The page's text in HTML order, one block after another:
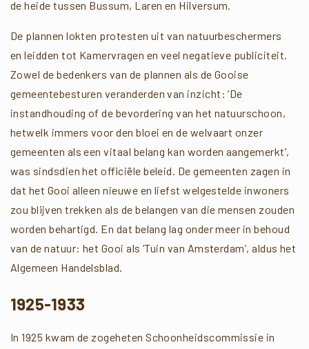
de heide tussen Bussum, Laren en Hilversum.
De plannen lokten protesten uit van natuurbeschermers
en leidden tot Kamervragen en veel negatieve publiciteit.
Zowel de bedenkers van de plannen als de Gooise
gemeentebesturen veranderden van inzicht: ‘De
instandhouding of de bevordering van het natuurschoon,
hetwelk immers voor den bloei en de welvaart onzer
gemeenten als een vitaal belang kan worden aangemerkt’,
was sindsdien het officiële beleid. De gemeenten zagen in
dat het Gooi alleen nieuwe en liefst welgestelde inwoners
zou blijven trekken als de belangen van die mensen zouden
worden behartigd. En dat belang lag onder meer in behoud
van de natuur: het Gooi als ‘Tuin van Amsterdam’, aldus het
Algemeen Handelsblad.
1925-1933
In 1925 kwam de zogeheten Schoonheidscommissie in